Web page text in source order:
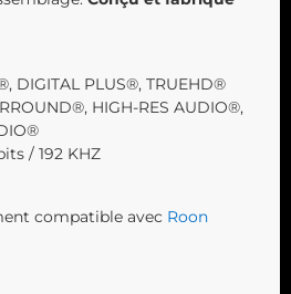
DIGITAL PLUS®, TRUEHD®
HIGH-RES AUDIO®,
/ 192 KHZ
compatible avec Roon